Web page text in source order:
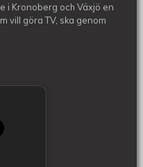
i Kronoberg och Växjö en
vill göra TV, ska genom